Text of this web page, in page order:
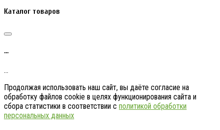
Каталог товаров
…
…
Продолжая использовать наш сайт, вы даёте согласие на
обработку файлов cookie в целях функционирования сайта и
сбора статистики в соответствии с политикой обработки
персональных данных